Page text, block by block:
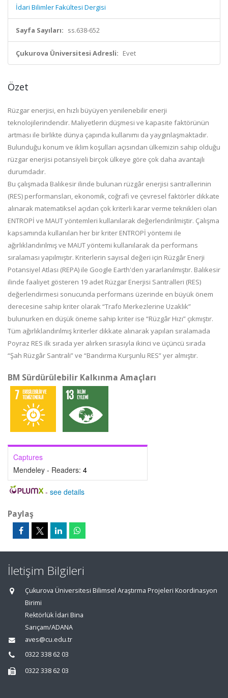
İdari Bilimler Fakültesi Dergisi
Sayfa Sayıları: ss.638-652
Çukurova Üniversitesi Adresli: Evet
Özet
Rüzgar enerjisi, en hızlı büyüyen yenilenebilir enerji
teknolojilerindendir. Maliyetlerin düşmesi ve kapasite faktörünün
artması ile birlikte dünya çapında kullanımı da yaygınlaşmaktadır.
Bulunduğu konum ve iklim koşulları açısından ülkemizin sahip olduğu
rüzgar enerjisi potansiyeli birçok ülkeye göre çok daha avantajlı
durumdadır.
Bu çalışmada Balıkesir ilinde bulunan rüzgâr enerjisi santrallerinin
(RES) performansları, ekonomik, coğrafi ve çevresel faktörler dikkate
alınarak matematiksel açıdan çok kriterli karar verme teknikleri olan
ENTROPİ ve MAUT yöntemleri kullanılarak değerlendirilmiştir. Çalışma
kapsamında kullanılan her bir kriter ENTROPİ yöntemi ile
ağırlıklandırılmış ve MAUT yöntemi kullanılarak da performans
sıralaması yapılmıştır. Kriterlerin sayısal değeri için Rüzgâr Enerji
Potansiyel Atlası (REPA) ile Google Earth'den yararlanılmıştır. Balıkesir
ilinde faaliyet gösteren 19 adet Rüzgar Enerjisi Santralleri (RES)
değerlendirmesi sonucunda performans üzerinde en büyük önem
derecesine sahip kriter olarak “Trafo Merkezlerine Uzaklık”
bulunurken en düşük öneme sahip kriter ise “Rüzgâr Hızı” çıkmıştır.
Tüm ağırlıklandırılmış kriterler dikkate alınarak yapılan sıralamada
Poyraz RES ilk sırada yer alırken sırasıyla ikinci ve üçüncü sırada
“Şah Rüzgâr Santrali” ve “Bandırma Kurşunlu RES” yer almıştır.
BM Sürdürülebilir Kalkınma Amaçları
Captures
Mendeley - Readers: 4
- see details
Paylaş
İletişim Bilgileri
Çukurova Üniversitesi Bilimsel Araştırma Projeleri Koordinasyon
Birimi
Rektörlük İdari Bina
Sarıçam/ADANA
aves@cu.edu.tr
0322 338 62 03
0322 338 62 03